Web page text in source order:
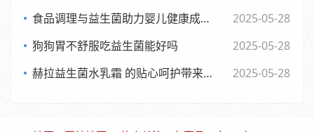
食品调理与益生菌助力婴儿健康成长的全新探索
2025-05-28
狗狗胃不舒服吃益生菌能好吗
2025-05-28
赫拉益生菌水乳霜 的贴心呵护带来焕新美肌体验
2025-05-28